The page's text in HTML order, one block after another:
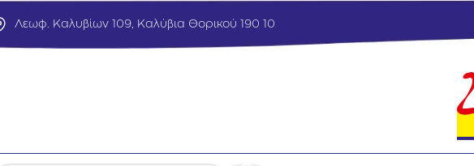
Λεωφ. Καλυβίων 109, Καλύβια Θορικού 190 10